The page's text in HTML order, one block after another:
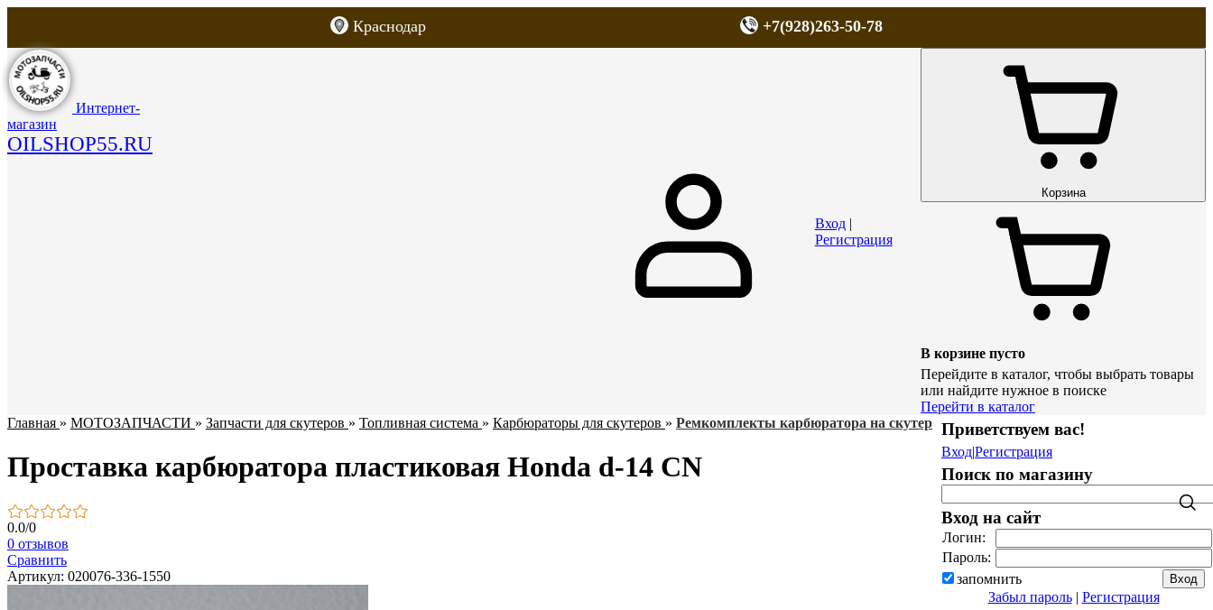
Краснодар +7(928)263-50-78
Интернет-
магазин
OILSHOP55.RU
ДОСТАВКА
Вход|
Регистрация
Корзина
В корзине пусто
Перейдите в каталог, чтобы выбрать товары
или найдите нужное в поиске
Перейти в каталог
Главная » МОТОЗАПЧАСТИ » Запчасти для скутеров » Топливная система » Карбюраторы для скутеров » Ремкомплекты карбюратора на скутер
Проставка карбюратора пластиковая Honda d-14 CN
0.0/0
0 отзывов
Сравнить
Артикул: 020076-336-1550
Приветствуем вас!
Вход|Регистрация
Поиск по магазину
Вход на сайт
Логин:
Пароль:
запомнить
Забыл пароль| Регистрация